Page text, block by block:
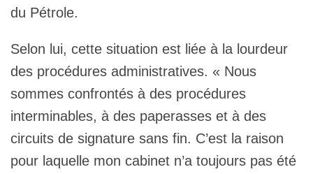
du Pétrole.
Selon lui, cette situation est liée à la lourdeur
des procédures administratives. « Nous
sommes confrontés à des procédures
interminables, à des paperasses et à des
circuits de signature sans fin. C’est la raison
pour laquelle mon cabinet n’a toujours pas été